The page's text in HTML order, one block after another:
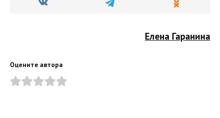
Елена Гаранина
Оцените автора